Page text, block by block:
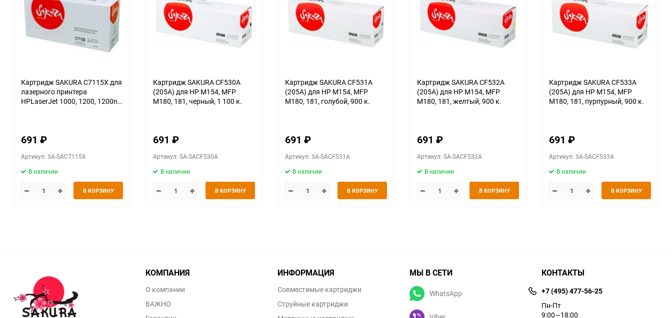
Картридж SAKURA С7115X для
лазерного принтера
HPLaserJet 1000, 1200, 1200n,
691 ₽
Артикул: SA-SAC7115X
В наличии
В КОРЗИНУ
Картридж SAKURA CF530A
(205A) для HP M154, MFP
M180, 181, черный, 1 100 к.
691 ₽
Артикул: SA-SACF530A
В наличии
В КОРЗИНУ
Картридж SAKURA CF531A
(205A) для HP M154, MFP
M180, 181, голубой, 900 к.
691 ₽
Артикул: SA-SACF531A
В наличии
В КОРЗИНУ
Картридж SAKURA CF532A
(205A) для HP M154, MFP
M180, 181, желтый, 900 к.
691 ₽
Артикул: SA-SACF532A
В наличии
В КОРЗИНУ
Картридж SAKURA CF533A
(205A) для HP M154, MFP
M180, 181, пурпурный, 900 к.
691 ₽
Артикул: SA-SACF533A
В наличии
В КОРЗИНУ
КОМПАНИЯ
О компании
ВАЖНО
ИНФОРМАЦИЯ
Совместимые картриджи
Струйные картриджи
МЫ В СЕТИ
WhatsApp
КОНТАКТЫ
+7 (495) 477-56-25
Пн-Пт
9:00—18:00